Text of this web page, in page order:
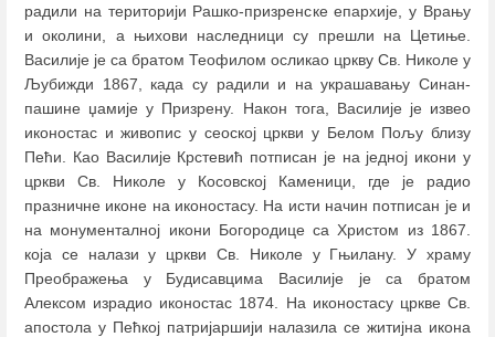
радили на територији Рашко-призренске епархије, у Врању
и околини, а њихови наследници су прешли на Цетиње.
Василије је са братом Теофилом осликао цркву Св. Николе у
Љубижди 1867, када су радили и на украшавању Синан-
пашине џамије у Призрену. Након тога, Василије је извео
иконостас и живопис у сеоској цркви у Белом Пољу близу
Пећи. Као Василије Крстевић потписан је на једној икони у
цркви Св. Николе у Косовској Каменици, где је радио
празничне иконе на иконостасу. На исти начин потписан је и
на монументалној икони Богородице са Христом из 1867.
која се налази у цркви Св. Николе у Гњилану. У храму
Преображења у Будисавцима Василије је са братом
Алексом израдио иконостас 1874. На иконостасу цркве Св.
апостола у Пећкој патријаршији налазила се житијна икона